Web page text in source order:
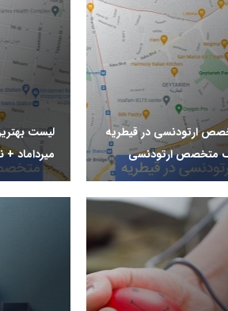
ارتودنسی در قیطریه
متخصص ارتودنسی
لیست
میرداماد